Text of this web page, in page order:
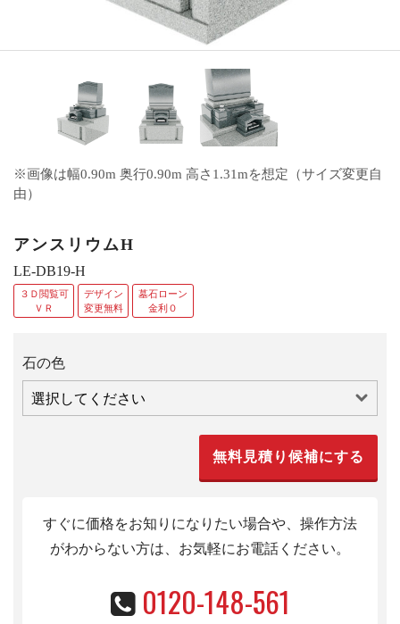
※画像は幅0.90m 奥行0.90m 高さ1.31mを想定（サイズ変更自
由）
アンスリウムH
LE-DB19-H
３Ｄ閲覧可
ＶＲ
デザイン
変更無料
墓石ローン
金利０
石の色
すぐに価格をお知りになりたい場合や、操作方法
がわからない方は、お気軽にお電話ください。
0120-148-561